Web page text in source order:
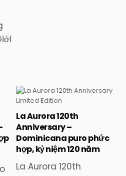
Posted
in
La Aurora 120th
Anniversary –
Dominicana puro phức
hợp, kỷ niệm 120 năm
La Aurora 120th